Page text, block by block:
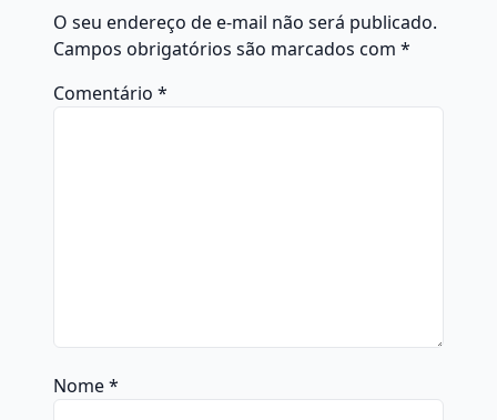
O seu endereço de e-mail não será publicado.
Campos obrigatórios são marcados com *
Comentário *
Nome*